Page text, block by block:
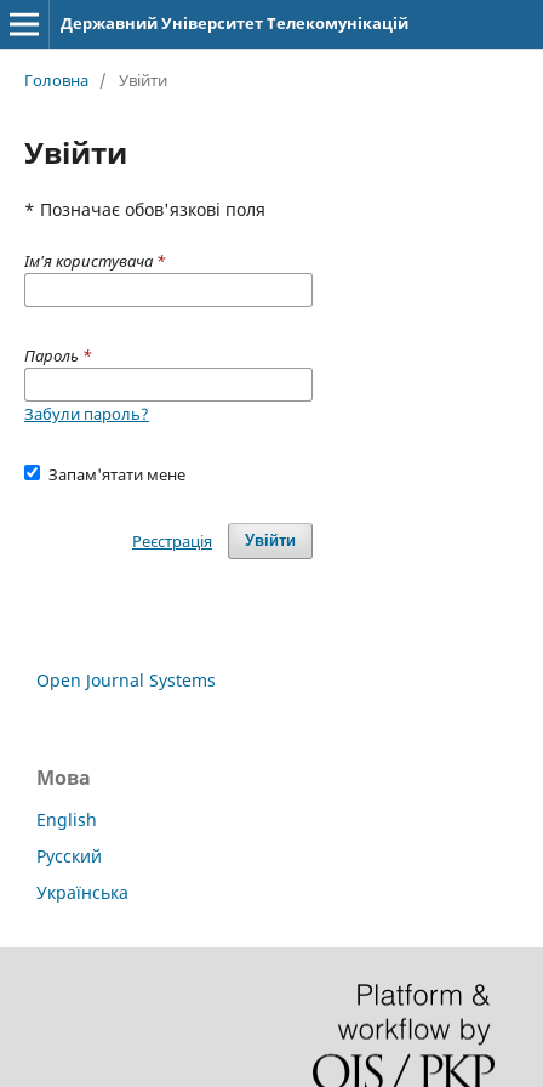
Державний Університет Телекомунікацій
Головна / Увійти
Увійти
* Позначає обов'язкові поля
Ім'я користувача *
Пароль *
Забули пароль?
Запам'ятати мене
Увійти
Реєстрація
Open Journal Systems
Мова
English
Русский
Українська